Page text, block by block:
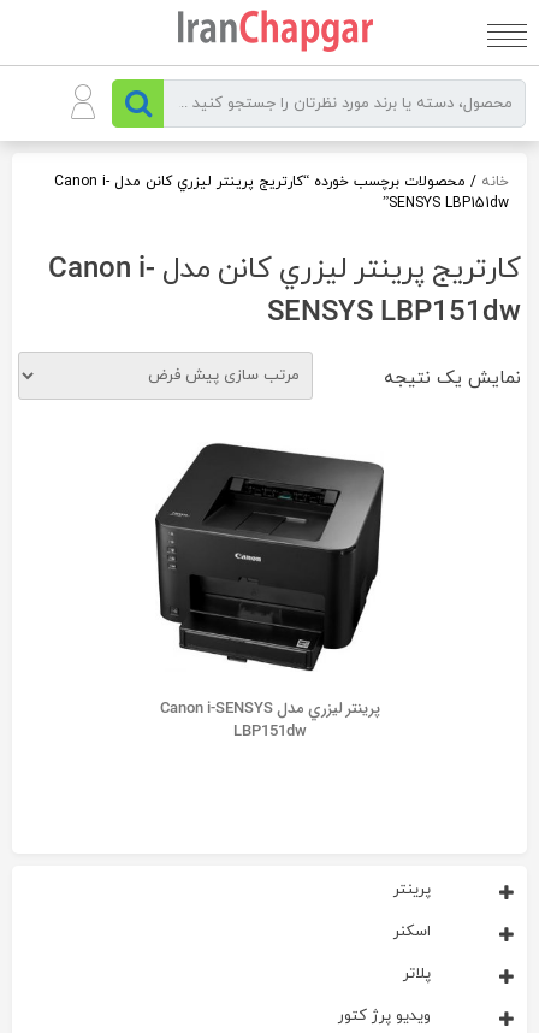
به
خانه
/ محصولات برچسب خورده “کارتریج پرينتر ليزري کانن مدل Canon i-
SENSYS LBP151dw”
کارتریج پرينتر ليزري کانن مدل Canon i-
SENSYS LBP151dw
نمایش یک نتیجه
پرينتر ليزري مدل Canon i-SENSYS
LBP151dw
پرینتر
اسکنر
پلاتر
ویدیو پرژ کتور